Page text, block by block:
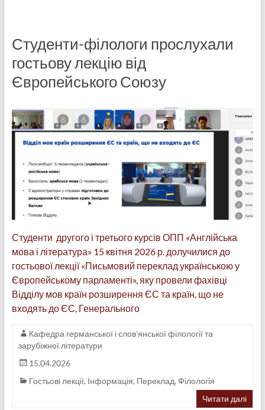
Студенти-філологи прослухали
гостьову лекцію від
Європейського Союзу
Студенти другого і третього курсів ОПП «Англійська
мова і література» 15 квітня 2026 р. долучилися до
гостьової лекції «Письмовий переклад українською у
Європейському парламенті», яку провели фахівці
Відділу мов країн розширення ЄС та країн, що не
входять до ЄС, Генерального
Кафедра германської і слов'янської філології та
зарубіжної літератури
15.04.2026
Гостьові лекції, Інформація, Переклад,Філологія
Читати далі